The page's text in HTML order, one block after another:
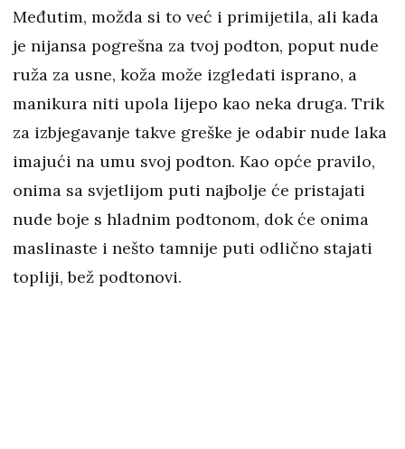
Međutim, možda si to već i primijetila, ali kada
je nijansa pogrešna za tvoj podton, poput nude
ruža za usne, koža može izgledati isprano, a
manikura niti upola lijepo kao neka druga. Trik
za izbjegavanje takve greške je odabir nude laka
imajući na umu svoj podton. Kao opće pravilo,
onima sa svjetlijom puti najbolje će pristajati
nude boje s hladnim podtonom, dok će onima
maslinaste i nešto tamnije puti odlično stajati
topliji, bež podtonovi.